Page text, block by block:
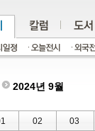
2024년 9월
02 03